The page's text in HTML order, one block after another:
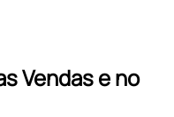
Vendas e no